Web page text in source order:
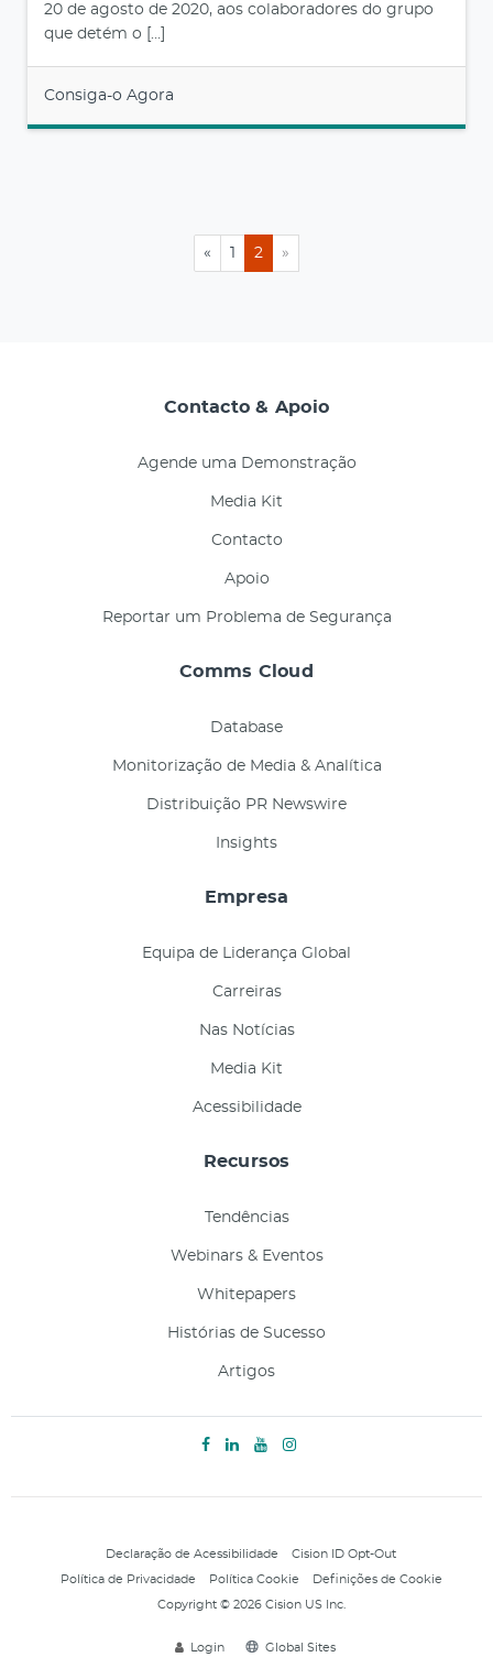
20 de agosto de 2020, aos colaboradores do grupo
que detém o […]
Consiga-o Agora
« 2 »
Contacto & Apoio
Agende uma Demonstração
Media Kit
Contacto
Apoio
Reportar um Problema de Segurança
Comms Cloud
Database
Monitorização de Media & Analítica
Distribuição PR Newswire
Insights
Empresa
Equipa de Liderança Global
Carreiras
Nas Notícias
Media Kit
Acessibilidade
Recursos
Tendências
Webinars & Eventos
Whitepapers
Histórias de Sucesso
Artigos
Declaração de Acessibilidade Cision ID Opt-Out
Política de Privacidade Política Cookie Definições de Cookie
Copyright © 2026 Cision US Inc.
Login Global Sites